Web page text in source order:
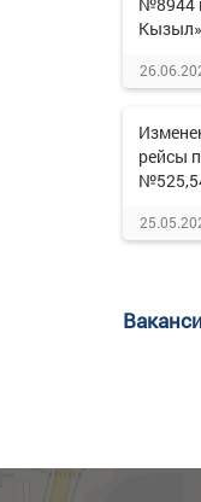
рейсы